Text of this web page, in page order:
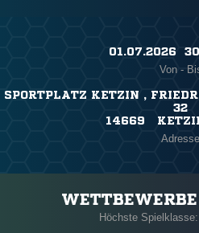
01.07.2026
Von -
SPORTPLATZ KETZIN ,
32
14669
Adresse
Höchste